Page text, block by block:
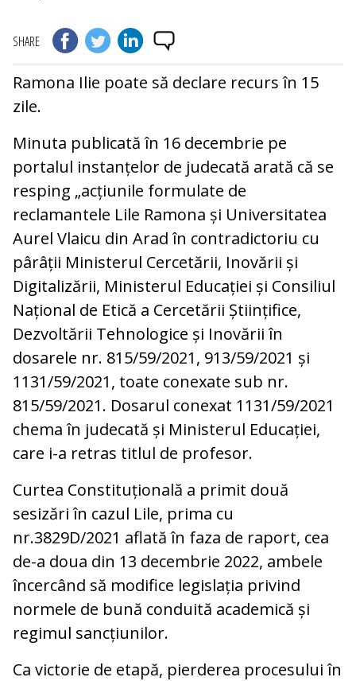
SHARE
Ramona Ilie poate să declare recurs în 15
zile.
Minuta publicată în 16 decembrie pe
portalul instanțelor de judecată arată că se
resping „acțiunile formulate de
reclamantele Lile Ramona și Universitatea
Aurel Vlaicu din Arad în contradictoriu cu
pârâții Ministerul Cercetării, Inovării și
Digitalizării, Ministerul Educației și Consiliul
Național de Etică a Cercetării Științifice,
Dezvoltării Tehnologice și Inovării în
dosarele nr. 815/59/2021, 913/59/2021 și
1131/59/2021, toate conexate sub nr.
815/59/2021. Dosarul conexat 1131/59/2021
chema în judecată și Ministerul Educației,
care i-a retras titlul de profesor.
Curtea Constituțională a primit două
sesizări în cazul Lile, prima cu
nr.3829D/2021 aflată în faza de raport, cea
de-a doua din 13 decembrie 2022, ambele
încercând să modifice legislația privind
normele de bună conduită academică și
regimul sancțiunilor.
Ca victorie de etapă, pierderea procesului în